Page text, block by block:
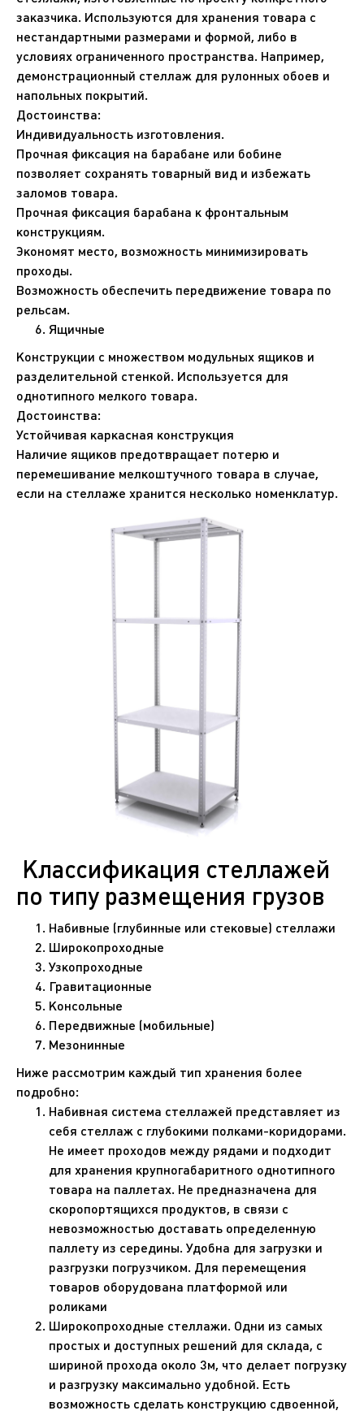
заказчика. Используются для хранения товара с
нестандартными размерами и формой, либо в
условиях ограниченного пространства. Например,
демонстрационный стеллаж для рулонных обоев и
напольных покрытий.
Достоинства:
Индивидуальность изготовления.
Прочная фиксация на барабане или бобине
позволяет сохранять товарный вид и избежать
заломов товара.
Прочная фиксация барабана к фронтальным
конструкциям.
Экономят место, возможность минимизировать
проходы.
Возможность обеспечить передвижение товара по
рельсам.
Ящичные
Конструкции с множеством модульных ящиков и
разделительной стенкой. Используется для
однотипного мелкого товара.
Достоинства:
Устойчивая каркасная конструкция
Наличие ящиков предотвращает потерю и
перемешивание мелкоштучного товара в случае,
если на стеллаже хранится несколько номенклатур.
Классификация стеллажей
по типу размещения грузов
Набивные (глубинные или стековые) стеллажи
Широкопроходные
Узкопроходные
Гравитационные
Консольные
Передвижные (мобильные)
Мезонинные
Ниже рассмотрим каждый тип хранения более
подробно:
Набивная система стеллажей представляет из
себя стеллаж с глубокими полками-коридорами.
Не имеет проходов между рядами и подходит
для хранения крупногабаритного однотипного
товара на паллетах. Не предназначена для
скоропортящихся продуктов, в связи с
невозможностью доставать определенную
паллету из середины. Удобна для загрузки и
разгрузки погрузчиком. Для перемещения
товаров оборудована платформой или
роликами
Широкопроходные стеллажи. Одни из самых
простых и доступных решений для склада, с
шириной прохода около 3м, что делает погрузку
и разгрузку максимально удобной. Есть
возможность сделать конструкцию сдвоенной,